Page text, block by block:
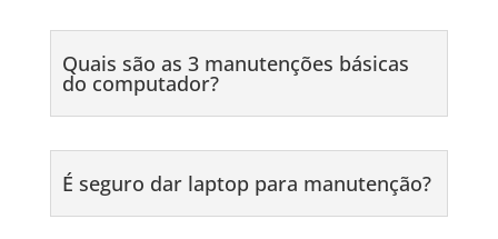
Quais são as 3 manutenções básicas
do computador?
É seguro dar laptop para manutenção?